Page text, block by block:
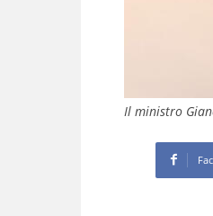
Il ministro